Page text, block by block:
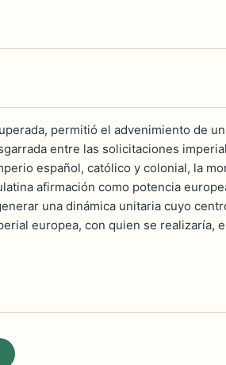
permitió el advenimiento de
entre las solicitaciones
español, católico y colonial, la
afirmación como potencia
una dinámica unitaria cuyo
europea, con quien se realizaría,